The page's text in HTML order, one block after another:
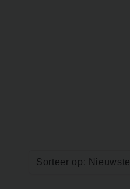
Sorteer op: Nieuwste